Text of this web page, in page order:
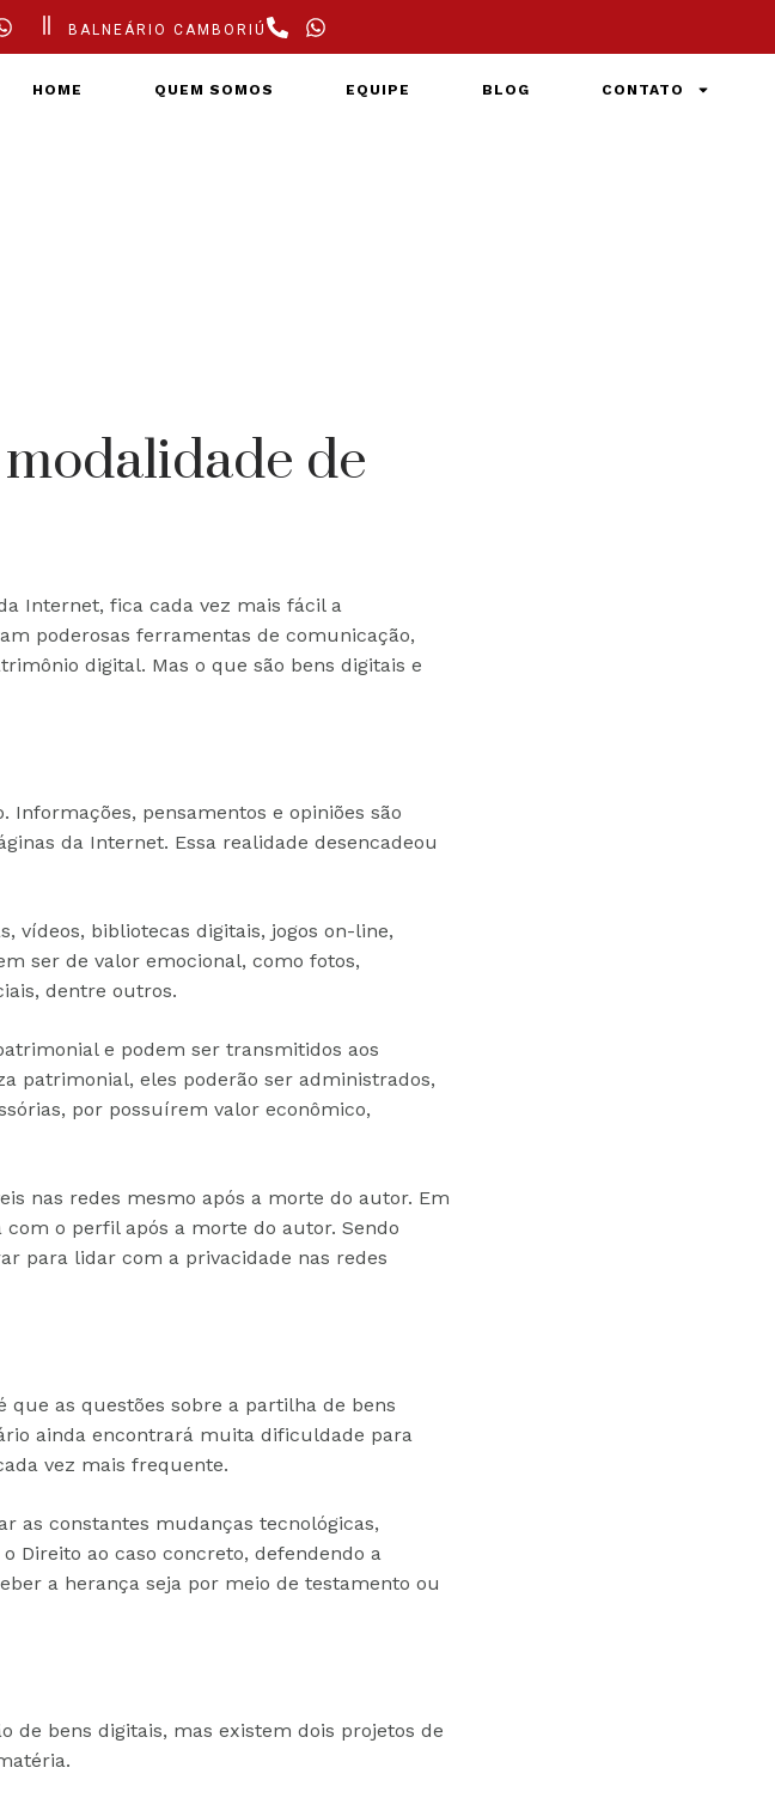
BALNEÁRIO CAMBORIÚ
HOME QUEM SOMOS EQUIPE BLOG CONTATO
de
Internet, fica cada vez mais fácil a
poderosas ferramentas de comunicação,
digital. Mas o que são bens digitais e
pensamentos e opiniões são
da Internet. Essa realidade desencadeou
vídeos, bibliotecas digitais, jogos on-line,
ser de valor emocional, como fotos,
dentre outros.
e podem ser transmitidos aos
patrimonial, eles poderão ser administrados,
por possuírem valor econômico,
nas redes mesmo após a morte do autor. Em
o perfil após a morte do autor. Sendo
para lidar com a privacidade nas redes
que as questões sobre a partilha de bens
ainda encontrará muita dificuldade para
vez mais frequente.
as constantes mudanças tecnológicas,
Direito ao caso concreto, defendendo a
a herança seja por meio de testamento ou
de bens digitais, mas existem dois projetos de